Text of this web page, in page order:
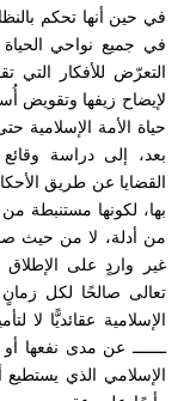
في حين أنها تحكم
في جميع نواحي
التعرّض للأفكار التي
لإيضاح زيفها وتقويض
حياة الأمة الإسلامية
بعد، إلى دراسة
القضايا عن طريق
بها، لكونها مستنبطة
من أدلة، لا من حيث
غير واردٍ على الإطلاق
تعالى صالحًا لكل
الإسلامية عقائديًّا لا
ـــــــ عن مدى نفعها
الإسلامي الذي يستطيع